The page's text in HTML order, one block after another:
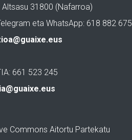
Altsasu 31800 (Nafarroa)
eta WhatsApp: 618 882 675
661 523 245
Commons Aitortu Partekatu